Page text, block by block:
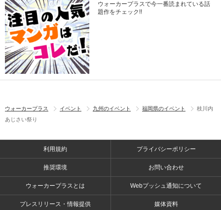
ウォーカープラスで今一番読まれている話
題作をチェック!!
ウォーカープラス イベント 九州のイベント 福岡県のイベント
枝川内
あじさい祭り
利用規約 プライバシーポリシー
推奨環境 お問い合わせ
ウォーカープラスとは Webプッシュ通知について
プレスリリース・情報提供 媒体資料